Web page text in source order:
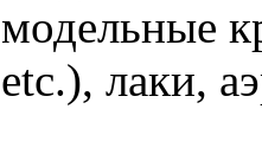
модельные
etc.), лаки,